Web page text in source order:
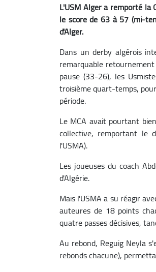
L'USM Alger a remporté la
le score de 63 à 57 (mi-
d'Alger.
Dans un derby algérois
remarquable
pause (33-26), les
troisième quart-temps,
période.
Le MCA avait pourtant
collective, remportant le
l'USMA).
Les joueuses du coach
d'Algérie.
Mais l'USMA a su réagir
auteures de 18 points
quatre passes décisives,
Au rebond, Reguig Neyla
rebonds chacune),